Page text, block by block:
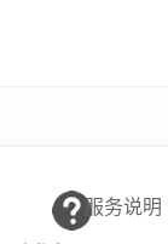
服务说明